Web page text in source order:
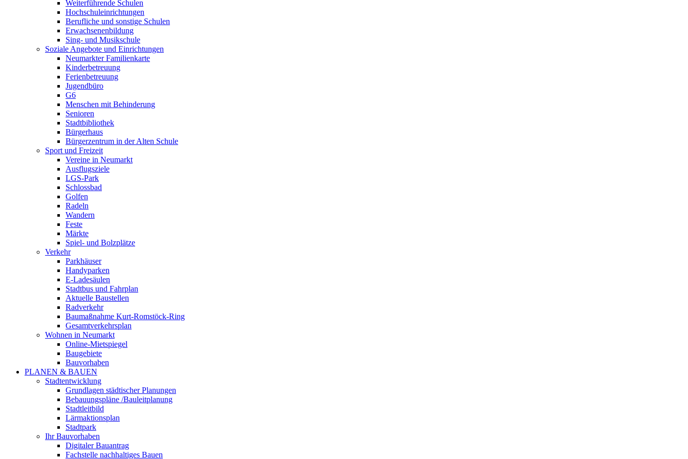
Weiterführende Schulen
Hochschuleinrichtungen
Berufliche und sonstige Schulen
Erwachsenenbildung
Sing- und Musikschule
Soziale Angebote und Einrichtungen
Neumarkter Familienkarte
Kinderbetreuung
Ferienbetreuung
Jugendbüro
G6
Menschen mit Behinderung
Senioren
Stadtbibliothek
Bürgerhaus
Bürgerzentrum in der Alten Schule
Sport und Freizeit
Vereine in Neumarkt
Ausflugsziele
LGS-Park
Schlossbad
Golfen
Radeln
Wandern
Feste
Märkte
Spiel- und Bolzplätze
Verkehr
Parkhäuser
Handyparken
E-Ladesäulen
Stadtbus und Fahrplan
Aktuelle Baustellen
Radverkehr
Baumaßnahme Kurt-Romstöck-Ring
Gesamtverkehrsplan
Wohnen in Neumarkt
Online-Mietspiegel
Baugebiete
Bauvorhaben
PLANEN & BAUEN
Stadtentwicklung
Grundlagen städtischer Planungen
Bebauungspläne /Bauleitplanung
Stadtleitbild
Lärmaktionsplan
Stadtpark
Ihr Bauvorhaben
Digitaler Bauantrag
Fachstelle nachhaltiges Bauen